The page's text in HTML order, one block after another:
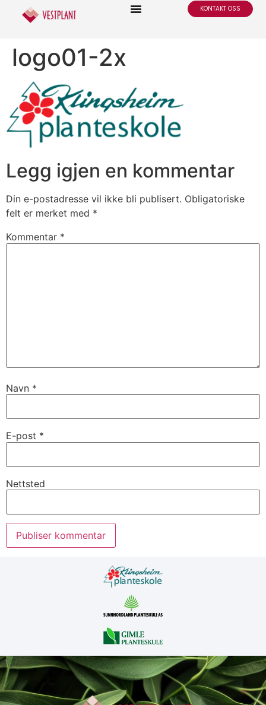
KONTAKT OSS
logo01-2x
Legg igjen en kommentar
Din e-postadresse vil ikke bli publisert. Obligatoriske
felt er merket med *
Kommentar *
Navn *
E-post *
Nettsted